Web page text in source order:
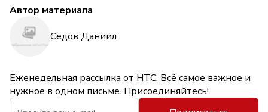
Автор материала
Седов Даниил
Еженедельная рассылка от НТС. Всё самое важное и
нужное в одном письме. Присоединяйтесь!